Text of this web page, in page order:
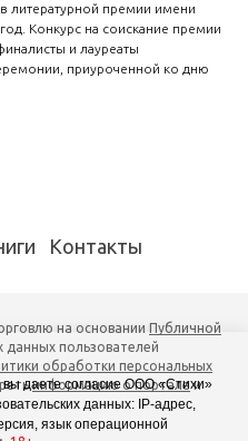
литературной премии имени
Конкурс на соискание премии
и лауреаты
приуроченной ко дню
вы даете согласие ООО «Стихи»
данных: IP-адрес,
язык операционной
Контакты
на основании Публичной
пользователей
обработки персональных
информацию о порталеи